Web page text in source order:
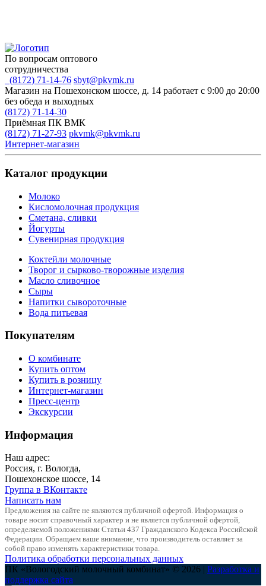
По вопросам оптового
сотрудничества
(8172) 71-14-76 sbyt@pkvmk.ru
Магазин на Пошехонском шоссе, д. 14 работает с 9:00 до 20:00
без обеда и выходных
(8172) 71-14-30
Приёмная ПК ВМК
(8172) 71-27-93 pkvmk@pkvmk.ru
Интернет-магазин
Каталог продукции
Молоко
Кисломолочная продукция
Сметана, сливки
Йогурты
Сувенирная продукция
Коктейли молочные
Творог и сырково-творожные изделия
Масло сливочное
Сыры
Напитки сывороточные
Вода питьевая
Покупателям
О комбинате
Купить оптом
Купить в розницу
Интернет-магазин
Пресс-центр
Экскурсии
Информация
Наш адрес:
Россия, г. Вологда,
Пошехонское шоссе, 14
Группа в ВКонтакте
Написать нам
Предложения на сайте не являются публичной офертой. Информация о
товаре носит справочный характер и не является публичной офертой,
определяемой положениями Статьи 437 Гражданского Кодекса Российской
Федерации. Обращаем ваше внимание, что производитель оставляет за
собой право изменять характеристики товара.
Политика обработки персональных данных
ПК «Вологодский молочный комбинат» © 2026 | Разработка и
поддержка сайта